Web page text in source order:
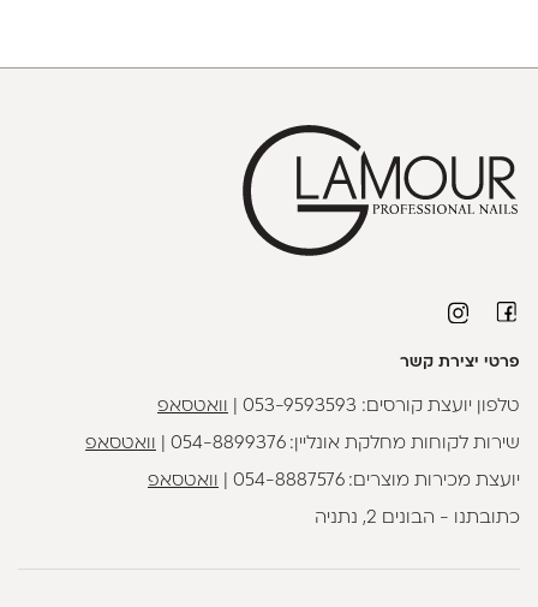
פרטי יצירת קשר
טלפון יועצת קורסים: 053-9593593 וואטסאפ
שירות לקוחות מחלקת אונליין:054-8899376 וואטסאפ
יועצת מכירות מוצרים:054-8887576 וואטסאפ
כתובתנו - הבונים 2, נתניה